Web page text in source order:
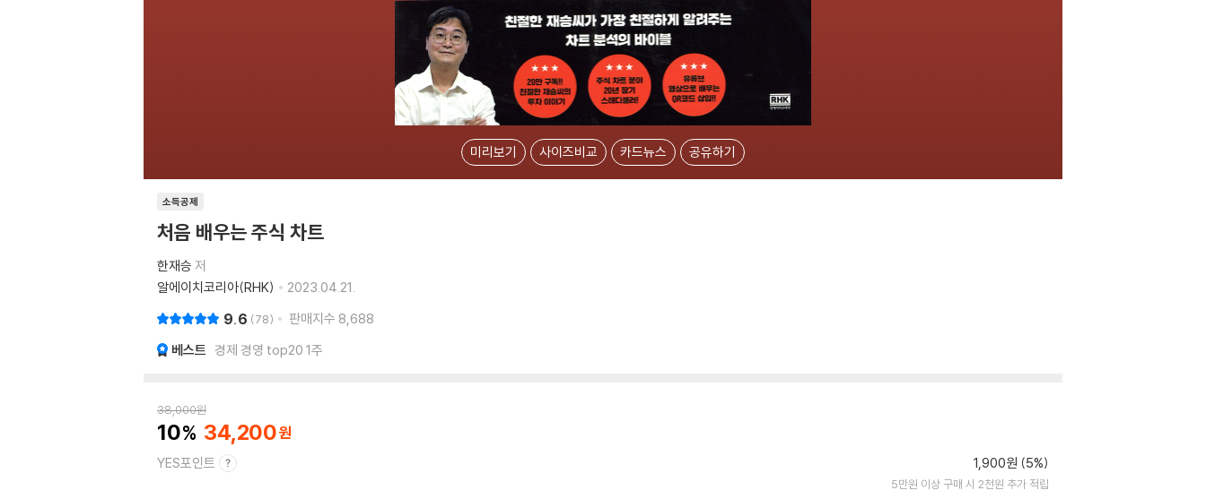
미리보기 사이즈비교 카드뉴스 공유하기
소득공제
처음 배우는 주식 차트
한재승 저
알에이치코리아(RHK)
2023.04.21.
9.6 78 판매지수 8,688
베스트 경제 경영 top20 1주
38,000원
10 34,200
YES포인트 1,900원 (5%)
5만원 이상 구매 시 2천원 추가 적립